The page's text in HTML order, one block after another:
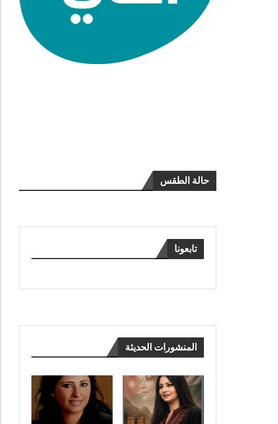
حالة الطقس
تابعونا
المنشورات الحديثة